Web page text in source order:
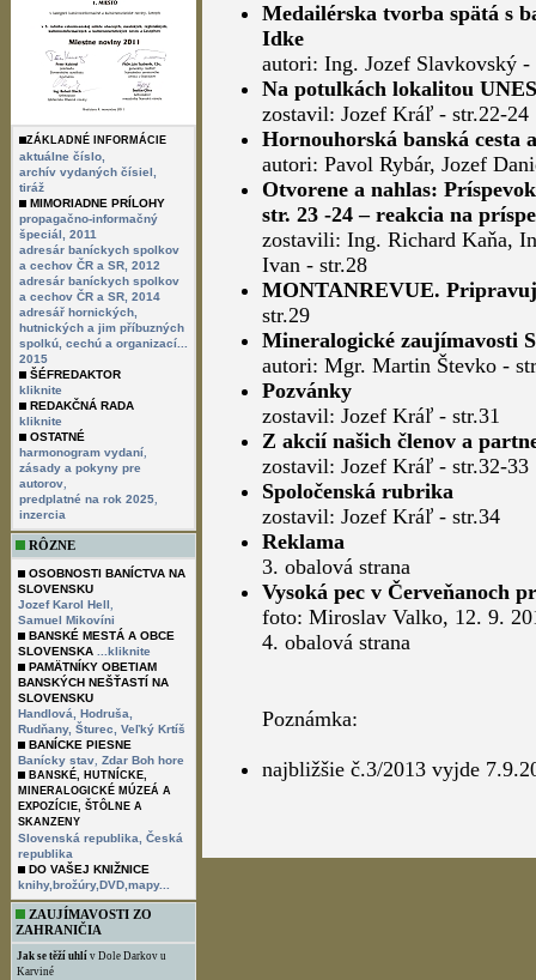
ZÁKLADNÉ INFORMÁCIE
aktuálne číslo,
archív vydaných čísiel,
tiráž
MIMORIADNE PRÍLOHY
propagačno-informačný
špeciál, 2011
adresár baníckych spolkov
a cechov ČR a SR, 2012
adresár baníckych spolkov
a cechov ČR a SR, 2014
adresář hornických,
hutnických a jim příbuzných
spolkú, cechú a organizací...
2015
ŠÉFREDAKTOR
kliknite
REDAKČNÁ RADA
kliknite
OSTATNÉ
harmonogram vydaní
zásady a pokyny pre
autorov
predplatné na rok 2025
inzercia
RÔZNE
OSOBNOSTI BANÍCTVA NA
SLOVENSKU
Jozef Karol Hell
Samuel Mikovíni
BANSKÉ MESTÁ A OBCE
SLOVENSKA
...kliknite
PAMÄTNÍKY OBETIAM
BANSKÝCH NEŠŤASTÍ NA
SLOVENSKU
Handlová,
Hodruša,
Rudňany, Šturec,
Veľký Krtíš
BANÍCKE PIESNE
Banícky stav Zdar Boh hore
BANSKÉ, HUTNÍCKE,
MINERALOGICKÉ MÚZEÁ A
EXPOZÍCIE, ŠTÔLNE A
SKANZENY
Slovenská republika,
Česká
republika
DO VAŠEJ KNIŽNICE
knihy,brožúry,DVD,mapy...
ZAUJÍMAVOSTI ZO
ZAHRANIČIA
Jak se těží uhlí v Dole Darkov u
Karviné
Medailérska tvorba spätá s
Idke
autori: Ing. Jozef Slavkovský -
Na potulkách lokalitou
zostavil: Jozef Kráľ - str.22-24
Hornouhorská banská cesta
autori: Pavol Rybár, Jozef
Otvorene a nahlas:
str. 23 -24 – reakcia na
zostavili: Ing. Richard Kaňa,
Ivan - str.28
MONTANREVUE.
str.29
Mineralogické zaujímavosti
autori: Mgr. Martin Števko -
Pozvánky
zostavil: Jozef Kráľ - str.31
Z akcií našich členov a
zostavil: Jozef Kráľ - str.32-33
Spoločenská rubrika
zostavil: Jozef Kráľ - str.34
Reklama
3. obalová strana
Vysoká pec v Červeňanoch
foto: Miroslav Valko, 12. 9.
4. obalová strana
Poznámka:
najbližšie č.3/2013 vyjde